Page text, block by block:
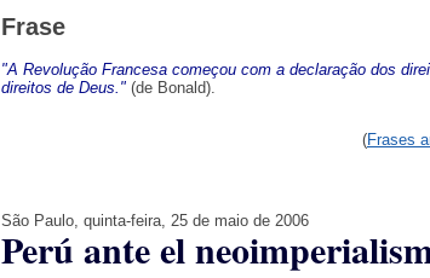
Frase
"A Revolução Francesa começou com a declaração dos
direitos de Deus." (de Bonald).
(Frases
São Paulo, quinta-feira, 25 de maio de 2006
Perú ante el